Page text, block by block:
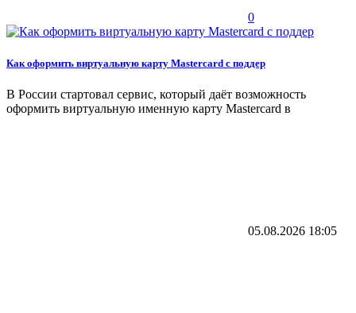
0
Как оформить виртуальную карту Mastercard с поддер
В России стартовал сервис, который даёт возможность
оформить виртуальную именную карту Mastercard в
05.08.2026 18:05